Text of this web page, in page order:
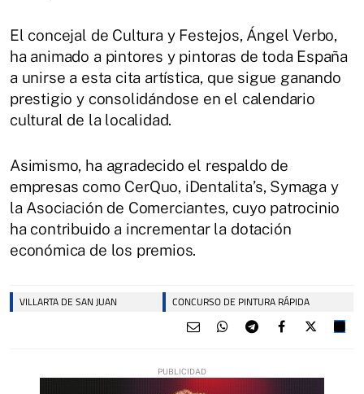
El concejal de Cultura y Festejos, Ángel Verbo,
ha animado a pintores y pintoras de toda España
a unirse a esta cita artística, que sigue ganando
prestigio y consolidándose en el calendario
cultural de la localidad.
Asimismo, ha agradecido el respaldo de
empresas como CerQuo, iDentalita’s, Symaga y
la Asociación de Comerciantes, cuyo patrocinio
ha contribuido a incrementar la dotación
económica de los premios.
VILLARTA DE SAN JUAN CONCURSO DE PINTURA RÁPIDA